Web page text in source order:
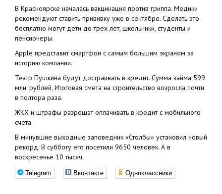
В Красноярске началась вакцинация против гриппа. Медики
рекомендуют ставить прививку уже в сентябре. Сделать это
бесплатно могут дети до трёх лет, школьники, студенты и
пенсионеры.
Apple представит смартфон с самым большим экраном за
историю компании.
Театр Пушкина будут достраивать в кредит. Сумма займа 599
млн. рублей. Итоговая смета на строительство возросла почти
в полтора раза.
ЖКХ и штрафы разрешат оплачивать в кредит с мобильного
счета.
В минувшие выходные заповедник «Столбы» установил новый
рекорд. В субботу его посетили 9650 человек. А в
воскресенье 10 тысяч.
Telegram Вконтакте Одноклассники